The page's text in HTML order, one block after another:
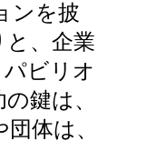
ンを披
、企業
ビリオ
鍵は、
体は、